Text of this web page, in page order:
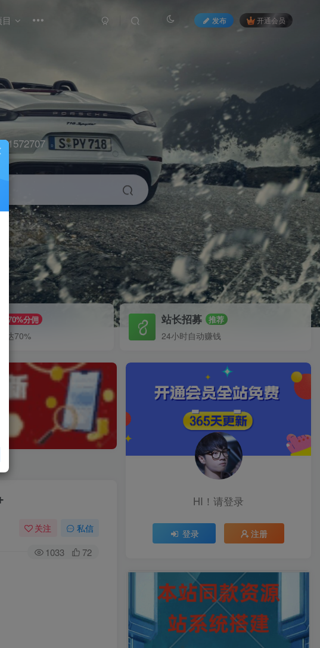
发布 开通会员
70%分佣
达70%
站长招募 推荐
24小时自动赚钱
关注 私信
1033 72
HI！请登录
登录 注册